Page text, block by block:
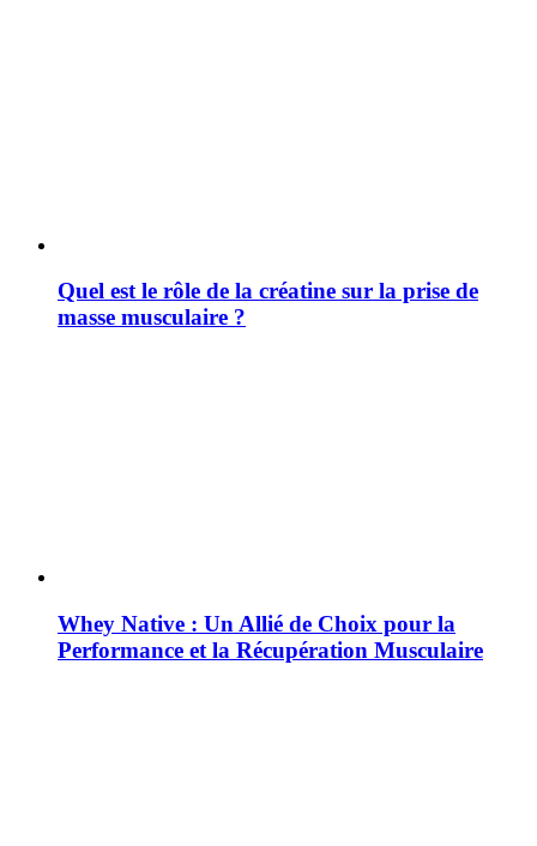
Quel est le rôle de la créatine sur la prise de
masse musculaire ?
Whey Native : Un Allié de Choix pour la
Performance et la Récupération Musculaire